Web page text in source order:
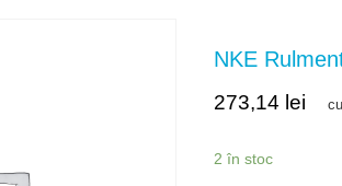
NKE
273,14 lei
2 în stoc